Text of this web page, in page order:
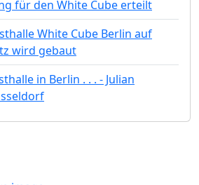
für den White Cube erteilt
White Cube Berlin auf
wird gebaut
in Berlin . . . - Julian